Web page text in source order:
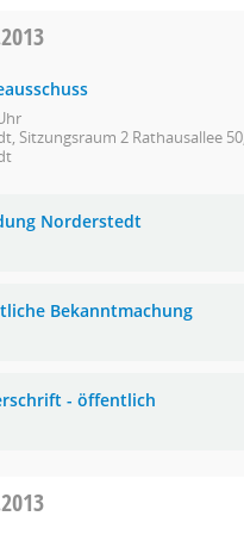
Sitzungsraum 2 Rathausallee
Norderstedt
Bekanntmachung
- öffentlich